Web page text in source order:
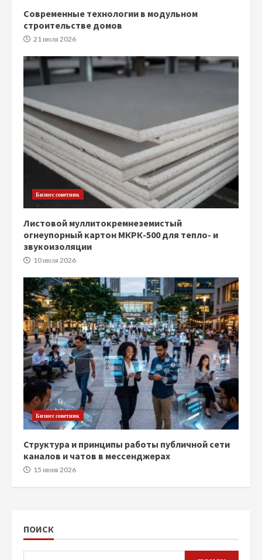
Современные технологии в модульном
строительстве домов
21 июля 2026
Бизнес советник
Листовой муллитокремнеземистый
огнеупорный картон МКРК-500 для тепло- и
звукоизоляции
10 июля 2026
Бизнес советник
Структура и принципы работы публичной сети
каналов и чатов в мессенджерах
15 июня 2026
ПОИСК